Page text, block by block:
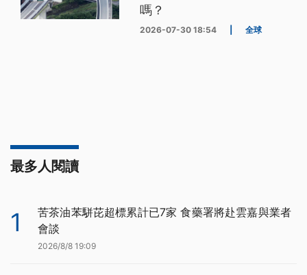
嗎？
2026-07-30 18:54 全球
最多人閱讀
1
苦茶油苯駢芘超標累計已7家 食藥署將赴雲嘉與業者
會談
2026/8/8 19:09